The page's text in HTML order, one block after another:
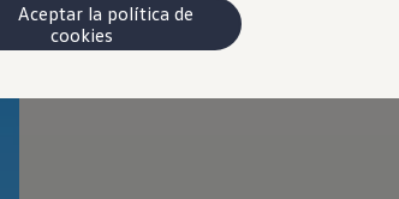
Aceptar la política de
cookies